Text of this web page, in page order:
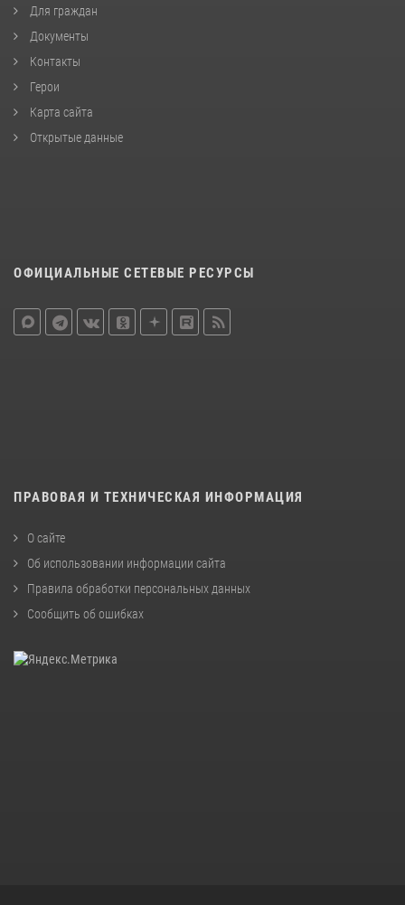
Для граждан
Документы
Контакты
Герои
Карта сайта
Открытые данные
ОФИЦИАЛЬНЫЕ СЕТЕВЫЕ РЕСУРСЫ
ПРАВОВАЯ И ТЕХНИЧЕСКАЯ ИНФОРМАЦИЯ
О сайте
Об использовании информации сайта
Правила обработки персональных данных
Сообщить об ошибках